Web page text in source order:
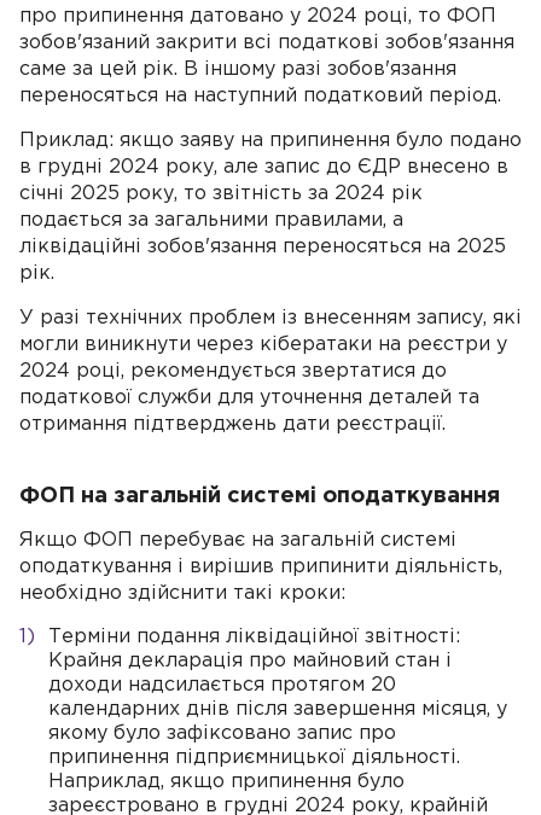
про припинення датовано у 2024 році, то ФОП
зобов'язаний закрити всі податкові зобов'язання
саме за цей рік. В іншому разі зобов'язання
переносяться на наступний податковий період.
Приклад: якщо заяву на припинення було подано
в грудні 2024 року, але запис до ЄДР внесено в
січні 2025 року, то звітність за 2024 рік
подається за загальними правилами, а
ліквідаційні зобов'язання переносяться на 2025
рік.
У разі технічних проблем із внесенням запису, які
могли виникнути через кібератаки на реєстри у
2024 році, рекомендується звертатися до
податкової служби для уточнення деталей та
отримання підтверджень дати реєстрації.
ФОП на загальній системі оподаткування
Якщо ФОП перебуває на загальній системі
оподаткування і вирішив припинити діяльність,
необхідно здійснити такі кроки:
Терміни подання ліквідаційної звітності:
Крайня декларація про майновий стан і
доходи надсилається протягом 20
календарних днів після завершення місяця, у
якому було зафіксовано запис про
припинення підприємницької діяльності.
Наприклад, якщо припинення було
зареєстровано в грудні 2024 року, крайній